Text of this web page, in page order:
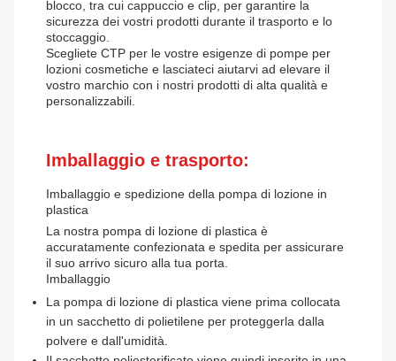
blocco, tra cui cappuccio e clip, per garantire la
sicurezza dei vostri prodotti durante il trasporto e lo
stoccaggio.
Scegliete CTP per le vostre esigenze di pompe per
lozioni cosmetiche e lasciateci aiutarvi ad elevare il
vostro marchio con i nostri prodotti di alta qualità e
personalizzabili.
Imballaggio e trasporto:
Imballaggio e spedizione della pompa di lozione in
plastica
La nostra pompa di lozione di plastica è
accuratamente confezionata e spedita per assicurare
il suo arrivo sicuro alla tua porta.
Imballaggio
La pompa di lozione di plastica viene prima collocata
in un sacchetto di polietilene per proteggerla dalla
polvere e dall'umidità.